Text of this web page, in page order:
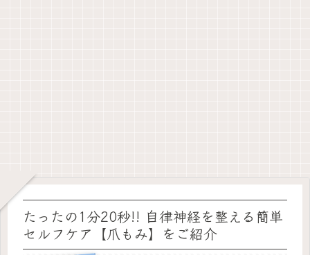
たったの1分20秒!! 自律神経を整える簡単
セルフケア【爪もみ】をご紹介